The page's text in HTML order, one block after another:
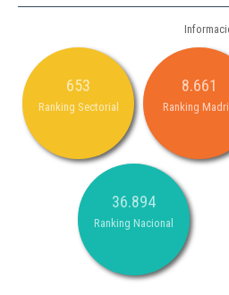
653
Ranking Sectorial
8.661
Ranking
36.894
Ranking Nacional